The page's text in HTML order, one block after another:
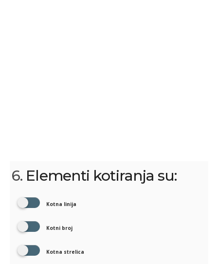
6. Elementi kotiranja su:
Kotna linija
Kotni broj
Kotna strelica